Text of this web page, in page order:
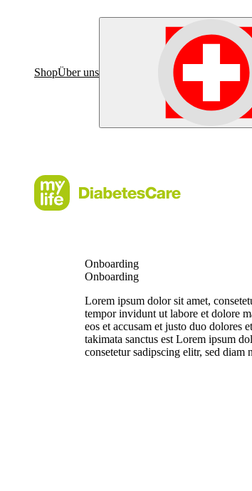
ShopÜber uns
Onboarding
Onboarding
Lorem ipsum dolor sit amet,
tempor invidunt ut labore et dolore
eos et accusam et justo duo dolores
takimata sanctus est Lorem ipsum
consetetur sadipscing elitr, sed